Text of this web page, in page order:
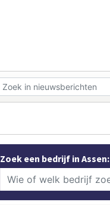
Zoek een bedrijf in Assen: